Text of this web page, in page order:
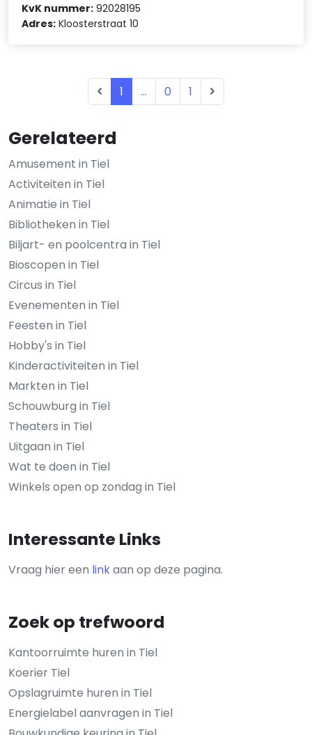
Gerelateerd
Amusement in Tiel
Activiteiten in Tiel
Animatie in Tiel
Bibliotheken in Tiel
Biljart- en poolcentra in Tiel
Bioscopen in Tiel
Circus in Tiel
Evenementen in Tiel
Feesten in Tiel
Hobby's in Tiel
Kinderactiviteiten in Tiel
Markten in Tiel
Schouwburg in Tiel
Theaters in Tiel
Uitgaan in Tiel
Wat te doen in Tiel
Winkels open op zondag in Tiel
Interessante Links
Vraag hier een linkaan op deze pagina.
Zoek op trefwoord
Kantoorruimte huren in Tiel
Koerier Tiel
Opslagruimte huren in Tiel
Energielabel aanvragen in Tiel
KvK nummer: 92028195
Adres: Kloosterstraat 10
1 ... 0 1